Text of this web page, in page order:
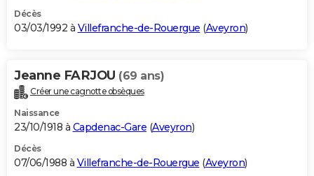
Décès
03/03/1992 à Villefranche-de-Rouergue (Aveyron)
Jeanne FARJOU (69 ans)
Créer une cagnotte obsèques
Naissance
23/10/1918 à Capdenac-Gare (Aveyron)
Décès
07/06/1988 à Villefranche-de-Rouergue (Aveyron)